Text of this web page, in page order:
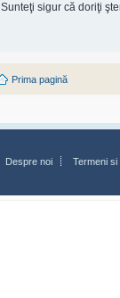
Sunteţi sigur că doriţi
Prima pagină
Despre noi Termeni si